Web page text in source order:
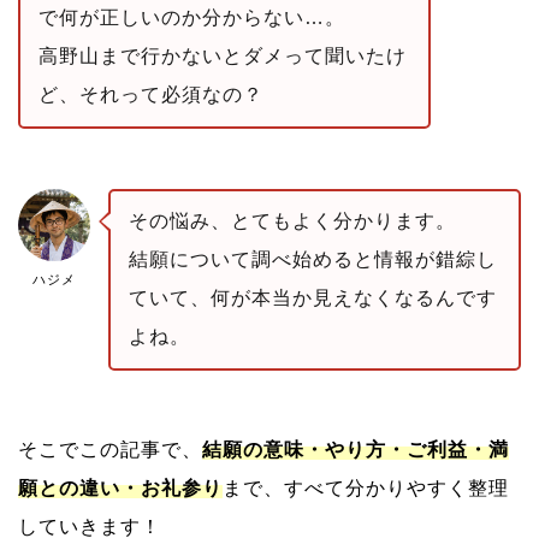
で何が正しいのか分からない…。
高野山まで行かないとダメって聞いたけ
ど、それって必須なの？
ハジメ
その悩み、とてもよく分かります。
結願について調べ始めると情報が錯綜し
ていて、何が本当か見えなくなるんです
よね。
そこでこの記事で、 結願の意味・やり方・ご利益・満
願との違い・お礼参りまで、すべて分かりやすく整理
していきます！